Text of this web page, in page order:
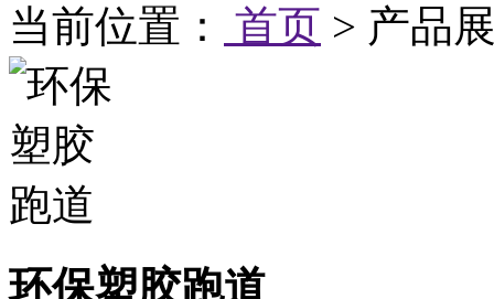
当前位置：
首页 > 产品
环保塑胶跑道